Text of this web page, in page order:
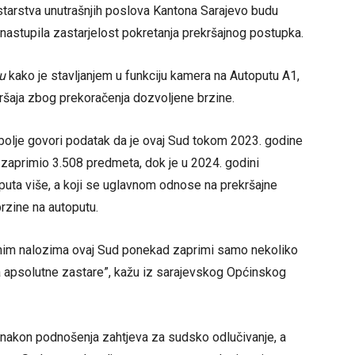
unutrašnjih poslova Kantona Sarajevo budu
zastarjelost pokretanja prekršajnog postupka.
kako je stavljanjem u funkciju kamera na Autoputu A1,
zbog prekoračenja dozvoljene brzine.
govori podatak da je ovaj Sud tokom 2023. godine
3.508 predmeta, dok je u 2024. godini
više, a koji se uglavnom odnose na prekršajne
na autoputu.
nalozima ovaj Sud ponekad zaprimi samo nekoliko
zastare”, kažu iz sarajevskog Općinskog
podnošenja zahtjeva za sudsko odlučivanje, a